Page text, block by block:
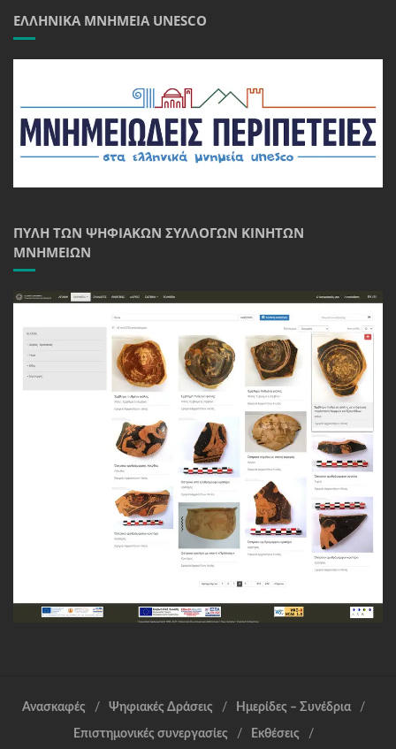
ΕΛΛΗΝΙΚΆ ΜΝΗΜΕΊΑ UNESCO
ΠΎΛΗ ΤΩΝ ΨΗΦΙΑΚΏΝ ΣΥΛΛΟΓΏΝ ΚΙΝΗΤΏΝ
ΜΝΗΜΕΊΩΝ
Ανασκαφές Ψηφιακές Δράσεις Ημερίδες – Συνέδρια
Επιστημονικές συνεργασίες Εκθέσεις